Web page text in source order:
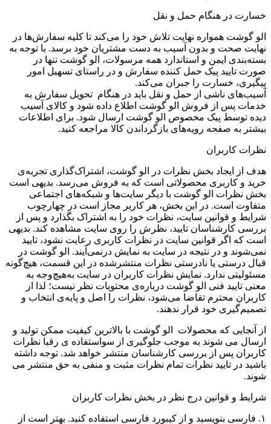
خسارت در هنگام حمل و نقل
الو گوشت همواره نهایت تلاش خود را می‏‌کند تا کلیه سفارش‏‌ها در
نهایت صحت و بدون آسیب به دست مشتریان خود برسد. با توجه به
بسته‌بندی ایمن و استاندارد همه مرسولات، الو گوشت تنها در
صورت تایید پیک حمل کننده سفارش و در راستای تسهیل امور
پیگیری، خسارت را جبران می‌‏کند.
آسیب‏‌های ناشی از حمل و نقل باید در هنگام تحویل سفارش به
خدمات پس از فروش الو گوشت اطلاع داده شود و کالای آسیب
دیده توسط پیک مخصوص الو گوشت ارسال شود. برای اطلاعات
بیشتر به صفحه رویه‌های بازگرداندن کالا مراجعه کنید.
نظرات کاربران
هدف از ایجاد بخش نظرات در الو گوشت، اشتراک‌گذاری تجربه‌ی
خرید و کاربری محصولاتی است که به فروش می‌رسد. بدیهی است
بخش نظرات الو گوشت با دیگر سایت‌ها و شبکه‌های اجتماعی
متفاوت است. در این بخش، هر کاربر مجاز است در چهارچوب
شرایط و قوانین سایت، نظرات خود را به اشتراک بگذارد و پس از
بررسی کارشناسان تایید، نظرش را روی سایت مشاهده کند. بدیهی
است که اگر قوانین سایت در نظرات کاربری رعایت نشود، تایید
نمی‌شوند و در نتیجه در سایت به نمایش درنمی‌آیند. الو گوشت در
قبال درستی یا نادرستی نظرات منتشرشده در این قسمت، هیچ‌گونه
مسئولیتی ندارد. نمایش نظرات کاربران در سایت به‌هیچ‌وجه به
معنی تایید فنی الو گوشت درباره‌ی محتویات نظر نیست؛ لذا از
کاربران محترم تقاضا می‌شود، نظرات را اصل و پایه‌ی انتخاب و
تصمیم‌گیری خود قرار ندهند.
از آنجایی که محصولات الو گوشت با بالاترین کیفیت ممکن تولید و
ارسال می شوند به موجب جلوگیری از سواستفاده ی رقبا نظرات
کاربران پس از بررسی کارشناسان منتشر خواهد شد. توجه داشته
باشید در تایید نظرات تمام نظرات مثبت و منفی به حق منتشر می
شوند.
شرایط و قوانین درج نظر در بخش نظرات کاربران
۱. فارسی بنویسید و از کیبورد فارسی استفاده کنید. بهتر است از